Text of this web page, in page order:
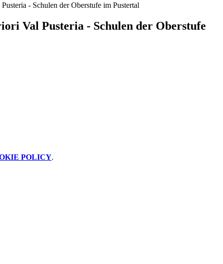
- Schulen der Oberstufe im Pustertal
Val Pusteria - Schulen der Oberstufe
POLICY.